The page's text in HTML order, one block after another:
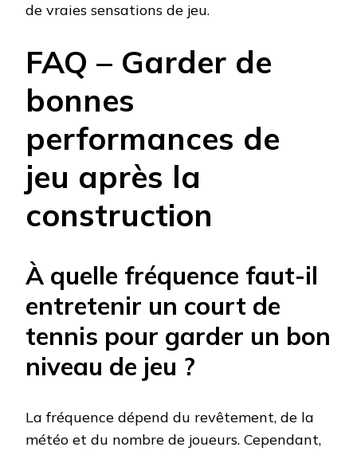
de vraies sensations de jeu.
FAQ – Garder de
bonnes
performances de
jeu après la
construction
À quelle fréquence faut-il
entretenir un court de
tennis pour garder un bon
niveau de jeu ?
La fréquence dépend du revêtement, de la
météo et du nombre de joueurs. Cependant,